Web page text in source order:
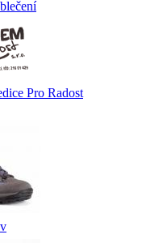
Pro Radost